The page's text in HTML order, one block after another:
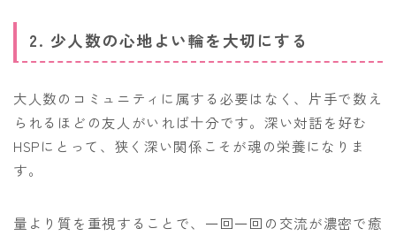
2. 少人数の心地よい輪を大切にする
大人数のコミュニティに属する必要はなく、片手で数え
られるほどの友人がいれば十分です。深い対話を好む
HSPにとって、狭く深い関係こそが魂の栄養になりま
す。
量より質を重視することで、一回一回の交流が濃密で癒